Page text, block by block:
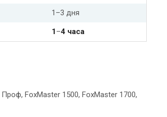
1–3 дня
1–4 часа
FoxMaster 1500, FoxMaster 1700,